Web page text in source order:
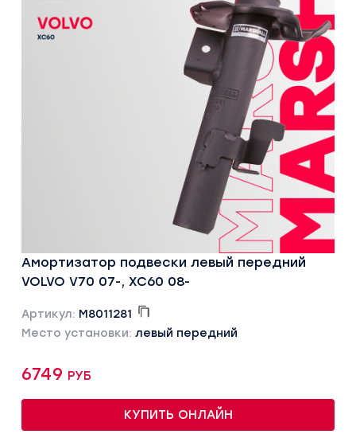
Амортизатор подвески левый передний
VOLVO V70 07-, XC60 08-
Артикул: M8011281
Место установки: левый передний
6749 руб
КУПИТЬ ОНЛАЙН